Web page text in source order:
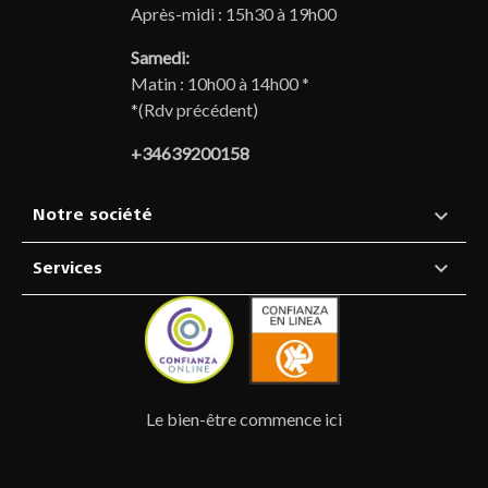
Après-midi : 15h30 à 19h00
Samedi:
Matin : 10h00 à 14h00 *
*(Rdv précédent)
+34639200158
Notre société 
Services 
Le bien-être commence ici